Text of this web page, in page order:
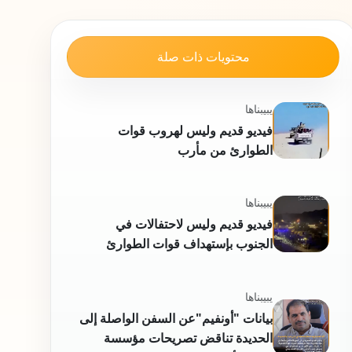
محتويات ذات صلة
يبيبناها
فيديو قديم وليس لهروب قوات
الطوارئ من مأرب
يبيبناها
فيديو قديم وليس لاحتفالات في
الجنوب بإستهداف قوات الطوارئ
يبيبناها
بيانات "أونفيم"عن السفن الواصلة إلى
الحديدة تناقض تصريحات مؤسسة